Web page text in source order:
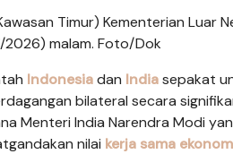
Timur) Kementerian Luar
2026) malam. Foto/Dok
Indonesiadan Indiasepakat
bilateral secara
Menteri India Narendra Modi
nilai kerja sama